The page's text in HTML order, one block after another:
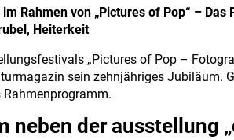
Rahmen von „Pictures of Pop“ – Das
Heiterkeit
„Pictures of Pop –
sein zehnjähriges Jubiläum.
Rahmenprogramm.
neben der ausstellung